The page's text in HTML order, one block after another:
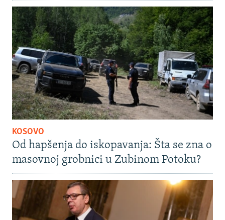
KOSOVO
Od hapšenja do iskopavanja: Šta se zna o
masovnoj grobnici u Zubinom Potoku?